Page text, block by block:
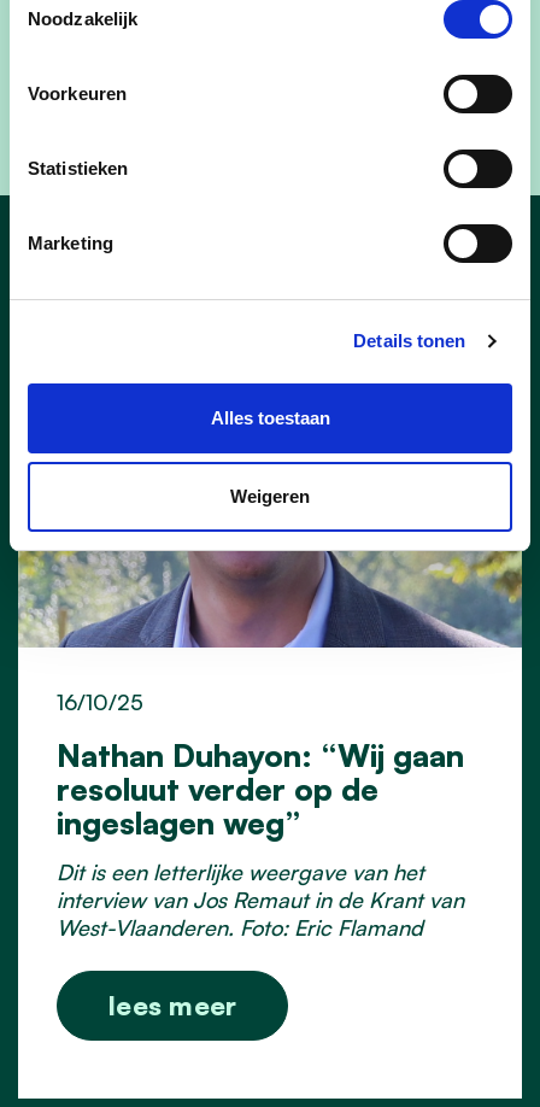
Noodzakelijk
Voorkeuren
Statistieken
Marketing
Details tonen
Alles toestaan
Weigeren
Vanraes Françoise
Nathan Duhayon: “Wij gaan
resoluut verder op de
ingeslagen weg”
16/10/25
Dit is een letterlijke weergave van het
interview van Jos Remaut in de Krant van
West-Vlaanderen. Foto: Eric Flamand
lees meer